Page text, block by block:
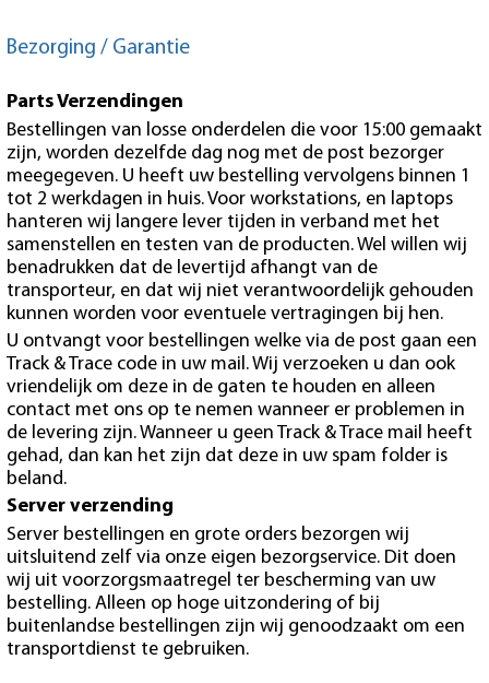
Bezorging / Garantie
Parts Verzendingen
Bestellingen van losse onderdelen die voor 15:00 gemaakt
zijn, worden dezelfde dag nog met de post bezorger
meegegeven. U heeft uw bestelling vervolgens binnen 1
tot 2 werkdagen in huis. Voor workstations, en laptops
hanteren wij langere lever tijden in verband met het
samenstellen en testen van de producten. Wel willen wij
benadrukken dat de levertijd afhangt van de
transporteur, en dat wij niet verantwoordelijk gehouden
kunnen worden voor eventuele vertragingen bij hen.
U ontvangt voor bestellingen welke via de post gaan een
Track & Trace code in uw mail. Wij verzoeken u dan ook
vriendelijk om deze in de gaten te houden en alleen
contact met ons op te nemen wanneer er problemen in
de levering zijn. Wanneer u geen Track & Trace mail heeft
gehad, dan kan het zijn dat deze in uw spam folder is
beland.
Server verzending
Server bestellingen en grote orders bezorgen wij
uitsluitend zelf via onze eigen bezorgservice. Dit doen
wij uit voorzorgsmaatregel ter bescherming van uw
bestelling. Alleen op hoge uitzondering of bij
buitenlandse bestellingen zijn wij genoodzaakt om een
transportdienst te gebruiken.